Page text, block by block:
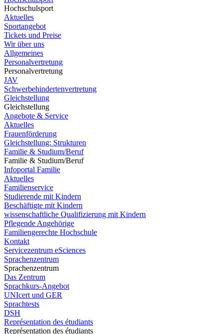
Hochschulsport
Aktuelles
Sportangebot
Tickets und Preise
Wir über uns
Allgemeines
Personalvertretung
Personalvertretung
JAV
Schwerbehindertenvertretung
Gleichstellung
Gleichstellung
Angebote & Service
Aktuelles
Frauenförderung
Gleichstellung: Strukturen
Familie & Studium/Beruf
Familie & Studium/Beruf
Infoportal Familie
Aktuelles
Familienservice
Studierende mit Kindern
Beschäftigte mit Kindern
wissenschaftliche Qualifizierung mit Kindern
Pflegende Angehörige
Familiengerechte Hochschule
Kontakt
Servicezentrum eSciences
Sprachenzentrum
Sprachenzentrum
Das Zentrum
Sprachkurs-Angebot
UNIcert und GER
Sprachtests
DSH
Représentation des étudiants
Représentation des étudiants